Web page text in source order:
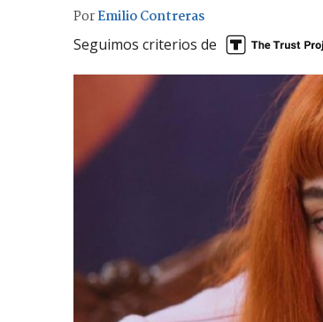
PorEmilio Contreras
Seguimos criterios de